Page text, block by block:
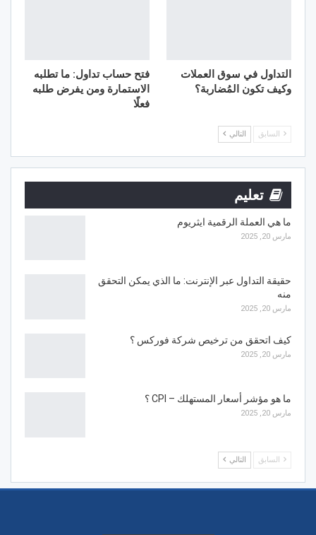
التداول في سوق العملات
وكيف تكون المُضاربة؟
فتح حساب تداول: ما تطلبه
الاستمارة ومن يفرض طلبه
فعلًا
السابق التالي
تعليم
ما هي العملة الرقمية ايثريوم
مارس 20, 2025
حقيقة التداول عبر الإنترنت: ما الذي يمكن التحقق
منه
مارس 20, 2025
كيف اتحقق من ترخيص شركة فوركس ؟
مارس 20, 2025
ما هو مؤشر أسعار المستهلك – CPI ؟
مارس 20, 2025
السابق التالي